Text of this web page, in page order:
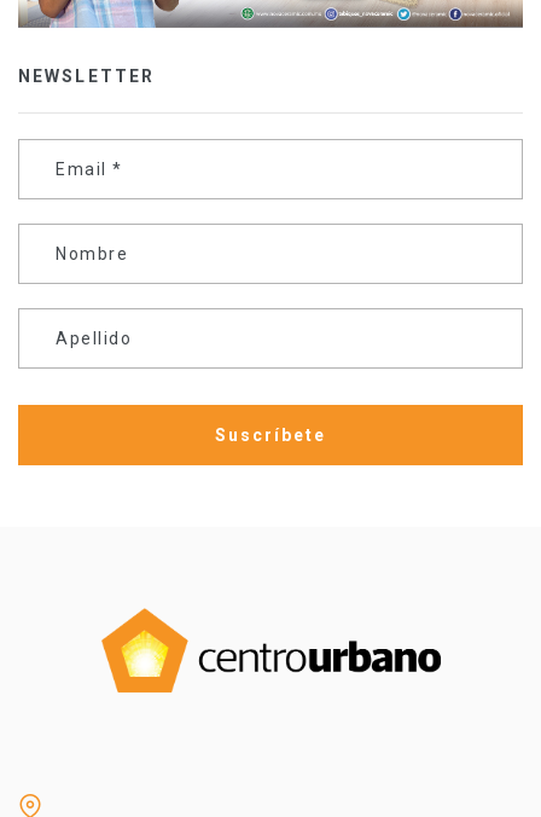
NEWSLETTER
Email *
Nombre
Apellido